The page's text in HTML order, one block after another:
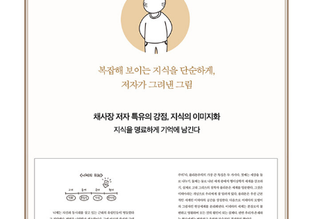
변해가는 동안에도 도서관은 변하지 않고 언제나 나를 맞을 준비를
하고 있으니. 익숙한 고요와 책 냄새.”
“내가 궁금한 것은 학문이 아니라 당신이다. 당신은 어떤가? 당신은
사후세계에 대해서 어떤 전망을 갖고 있는가? 두 가지를 구분해서 사
공동체의 객관적 판단을 구분해서 다루지 못하고, 끊임없이 자신의
긍한다. 내가 궁금한 것은 학문이 지금까지 밝혀낸 정답을 당신이 맞
힐 수 있는지의 여부가 아니다. 당신이 지금까지 자신의 삶을 섬세하